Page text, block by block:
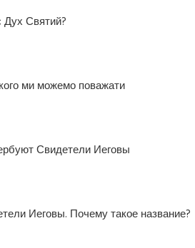
Дух Святий?
ми можемо поважати
Свидетели Иеговы
Иеговы. Почему такое название?